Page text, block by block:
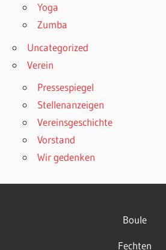
Yoga
Zumba
Uncategorized
Verein
Pressespiegel
Stellenanzeigen
Vereinsgeschichte
Vorstand
Wir gedenken
Boule
Fechten